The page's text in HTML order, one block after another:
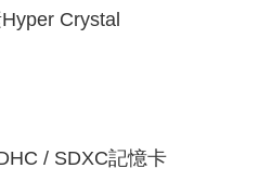
Crystal
/ SDXC記憶卡